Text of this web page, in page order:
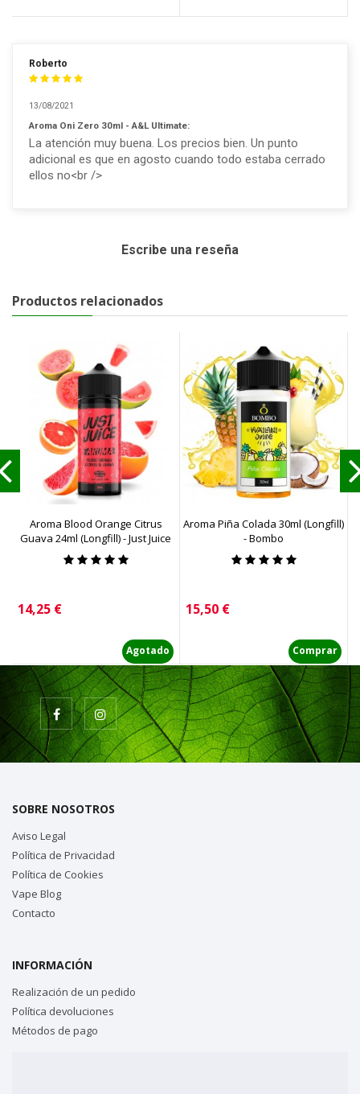
Roberto
13/08/2021
Aroma Oni Zero 30ml - A&L Ultimate:
La atención muy buena. Los precios bien. Un punto
adicional es que en agosto cuando todo estaba cerrado
ellos no<br />
Escribe una reseña
Productos relacionados
Aroma Blood Orange Citrus
Guava 24ml (Longfill) - Just Juice
Precio
14,25 €
Agotado
Aroma Piña Colada 30ml (Longfill)
- Bombo
Precio
15,50 €
Comprar
SOBRE NOSOTROS
Aviso Legal
Política de Privacidad
Política de Cookies
Vape Blog
Contacto
INFORMACIÓN
Realización de un pedido
Política devoluciones
Métodos de pago